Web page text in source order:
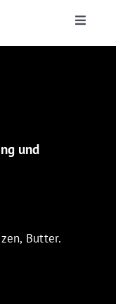
Toggle
und
Butter.